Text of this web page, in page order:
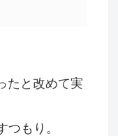
たと改めて実
もり。